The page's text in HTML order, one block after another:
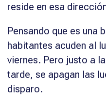
reside en esa
Pensando que es una
habitantes acuden al
viernes. Pero justo a
tarde, se apagan las
disparo.